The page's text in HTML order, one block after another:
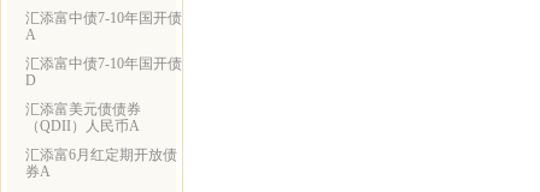
汇添富中债7-10年国开债
A
汇添富中债7-10年国开债
D
汇添富美元债债券
（QDII）人民币A
汇添富6月红定期开放债
券A